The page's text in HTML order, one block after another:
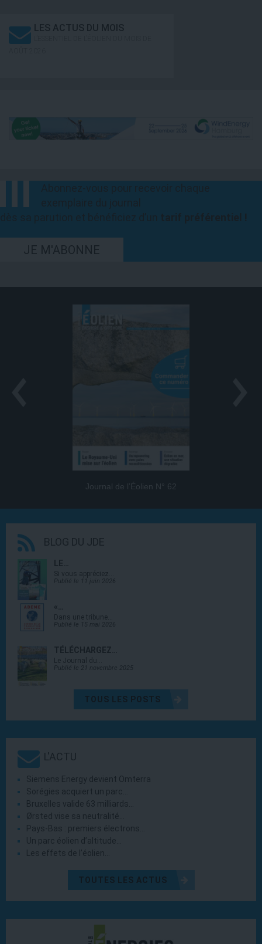
LES ACTUS DU MOIS
JE M'ABONNE
Journal de l’Éolien N° 62
BLOG DU JDE
LE…
Si vous appréciez…
Publié le 11 juin 2026
«…
Dans une tribune…
Publié le 15 mai 2026
TÉLÉCHARGEZ…
Le Journal du…
Publié le 21 novembre 2025
TOUS LES POSTS
L'ACTU
Siemens Energy devient Omterra
Sorégies acquiert un parc…
Bruxelles valide 63 milliards…
Ørsted vise sa neutralité…
Pays-Bas : premiers électrons…
Un parc éolien d’altitude…
Les effets de l’éolien…
TOUTES LES ACTUS